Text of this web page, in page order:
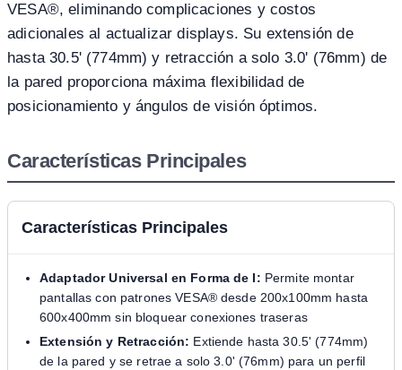
VESA®, eliminando complicaciones y costos
adicionales al actualizar displays. Su extensión de
hasta 30.5' (774mm) y retracción a solo 3.0' (76mm) de
la pared proporciona máxima flexibilidad de
posicionamiento y ángulos de visión óptimos.
Características Principales
Características Principales
Adaptador Universal en Forma de I: Permite montar
pantallas con patrones VESA® desde 200x100mm hasta
600x400mm sin bloquear conexiones traseras
Extensión y Retracción: Extiende hasta 30.5' (774mm)
de la pared y se retrae a solo 3.0' (76mm) para un perfil